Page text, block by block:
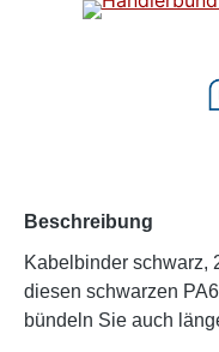
Beschreibung
Kabelbinder schwarz,
diesen schwarzen
bündeln Sie auch